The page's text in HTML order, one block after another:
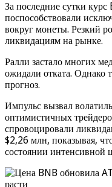
За последние сутки
поспособствовали
вокруг монеты. Резкий
ликвидациям на рынке.
Ралли застало многих
ожидали отката. Однако
прогноз.
Импульс вызвал
оптимистичных
спровоцировали
$2,26 млн, показывая,
состоянии интенсивной